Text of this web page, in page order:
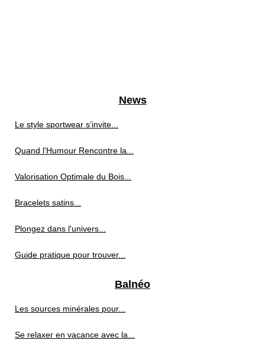
News
Le style sportwear s’invite...
Quand l'Humour Rencontre la...
Valorisation Optimale du Bois...
Bracelets satins...
Plongez dans l'univers...
Guide pratique pour trouver...
Balnéo
Les sources minérales pour...
Se relaxer en vacance avec la...